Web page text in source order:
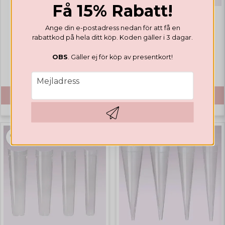
TIPPAR
Regular Coffin Long
€ 8,79
TIPPAR
Coffin Long Deep C-Curve
€ 17,67
Få 15% Rabatt!
Ange din e-postadress nedan för att få en
rabattkod på hela ditt köp. Koden gäller i 3 dagar.
OBS . Gäller ej för köp av presentkort!
email
Mejladress